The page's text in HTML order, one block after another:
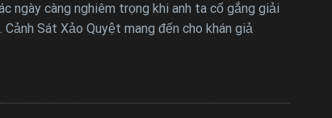
ngày càng nghiêm trọng khi anh ta cố gắng giải
Sát Xảo Quyệt mang đến cho khán giả